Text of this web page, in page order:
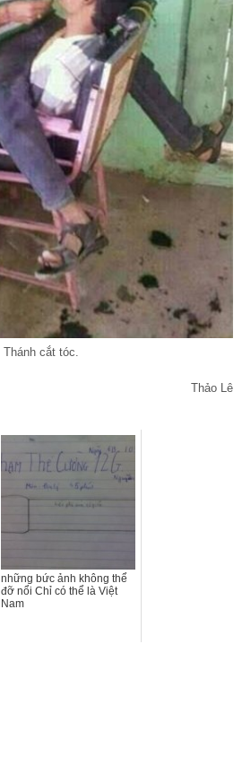
Thánh cắt tóc.
Thảo Lê
những bức ảnh không thể
đỡ nổi Chỉ có thể là Việt
Nam